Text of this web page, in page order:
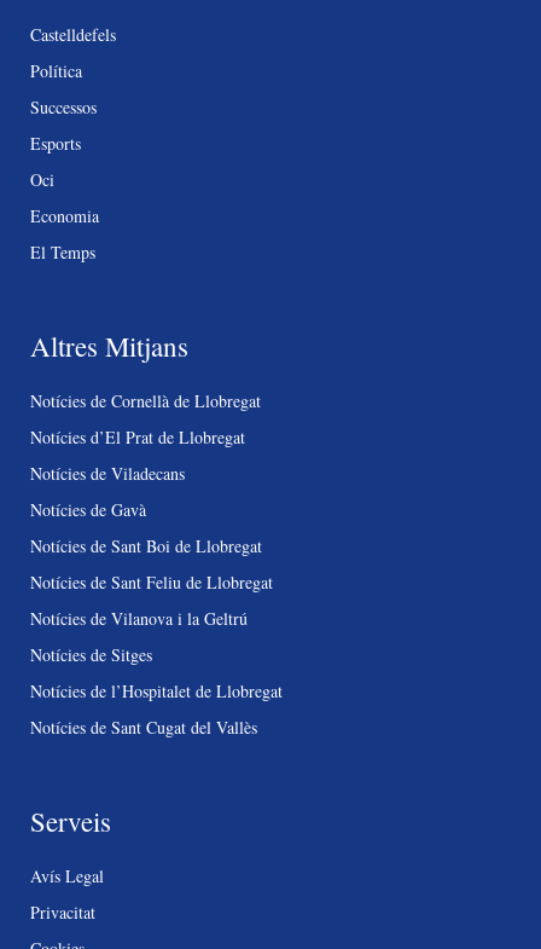
Castelldefels
Política
Successos
Esports
Oci
Economia
El Temps
Altres Mitjans
Notícies de Cornellà de Llobregat
Notícies d’El Prat de Llobregat
Notícies de Viladecans
Notícies de Gavà
Notícies de Sant Boi de Llobregat
Notícies de Sant Feliu de Llobregat
Notícies de Vilanova i la Geltrú
Notícies de Sitges
Notícies de l’Hospitalet de Llobregat
Notícies de Sant Cugat del Vallès
Serveis
Avís Legal
Privacitat